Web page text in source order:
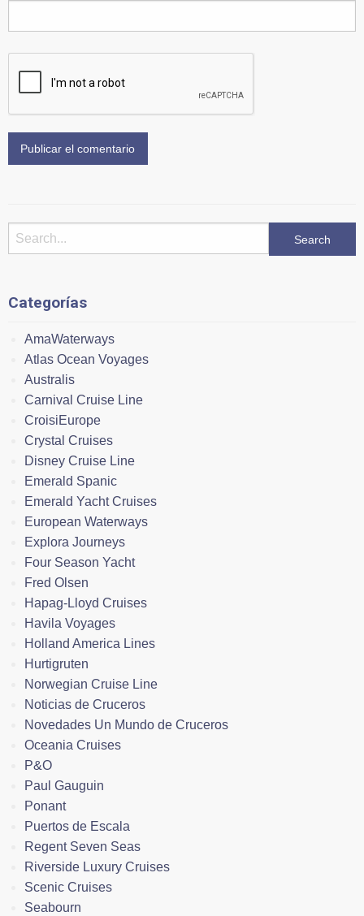
Categorías
AmaWaterways
Atlas Ocean Voyages
Australis
Carnival Cruise Line
CroisiEurope
Crystal Cruises
Disney Cruise Line
Emerald Spanic
Emerald Yacht Cruises
European Waterways
Explora Journeys
Four Season Yacht
Fred Olsen
Hapag-Lloyd Cruises
Havila Voyages
Holland America Lines
Hurtigruten
Norwegian Cruise Line
Noticias de Cruceros
Novedades Un Mundo de Cruceros
Oceania Cruises
P&O
Paul Gauguin
Ponant
Puertos de Escala
Regent Seven Seas
Riverside Luxury Cruises
Scenic Cruises
Seabourn